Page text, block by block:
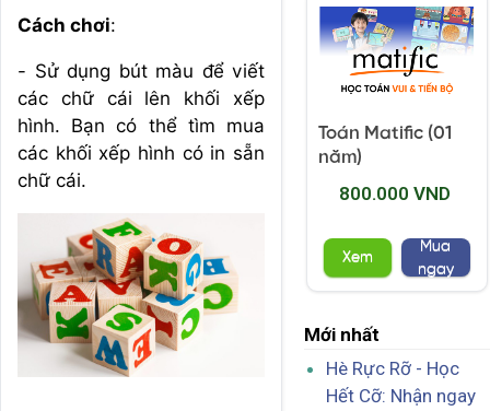
Cách chơi:
- Sử dụng bút màu để viết
các chữ cái lên khối xếp
hình. Bạn có thể tìm mua
các khối xếp hình có in sẵn
chữ cái.
Toán Matific (01
năm)
800.000 VND
Xem
Mua
ngay
Mới nhất
Hè Rực Rỡ - Học
Hết Cỡ: Nhận ngay